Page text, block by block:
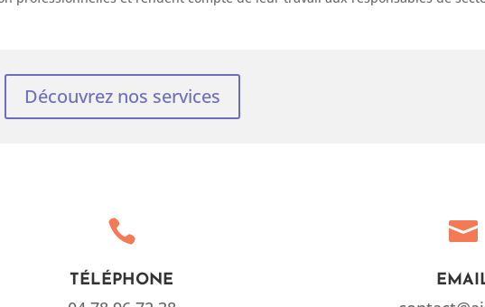
Découvrez nos services

TÉLÉPHONE
